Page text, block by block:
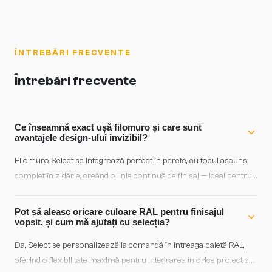
ÎNTREBĂRI FRECVENTE
Întrebări frecvente
Ce înseamnă exact ușă filomuro și care sunt
avantajele design-ului invizibil?
Filomuro Select se integrează perfect în perete, cu tocul ascuns
complet în zidărie, creând o linie continuă de finisaj — ideal pentru
primează asupra decorului tradițional. Construcția din lemn
stratificat asigură stabilitate și durabilitate, iar foaia de 39–52 mm
Pot să aleasc oricare culoare RAL pentru finisajul
vopsit, și cum mă ajutați cu selecția?
Da, Select se personalizează la comandă în întreaga paletă RAL,
oferind o flexibilitate maximă pentru integrarea în orice proiect de